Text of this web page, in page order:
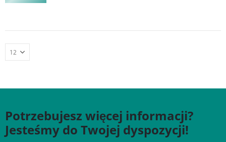
Potrzebujesz więcej informacji?
Jesteśmy do Twojej dyspozycji!